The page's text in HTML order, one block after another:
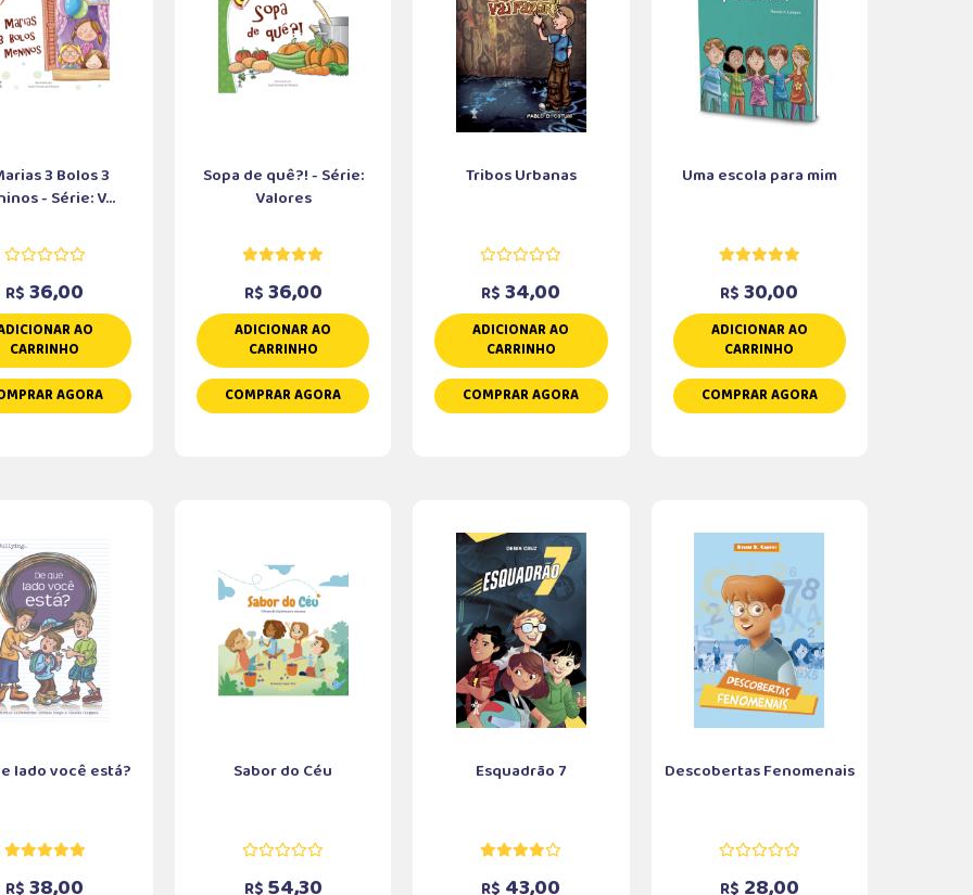
3 Bolos 3
- Série: V...
R$ 36,00
AO
CARRINHO
AGORA
Sopa de quê?! - Série:
Valores
R$ 36,00
ADICIONAR AO
CARRINHO
COMPRAR AGORA
Tribos Urbanas
R$ 34,00
ADICIONAR AO
CARRINHO
COMPRAR AGORA
Uma escola para mim
R$ 30,00
ADICIONAR AO
CARRINHO
COMPRAR AGORA
lado você está?
R$ 38,00
Sabor do Céu
R$ 54,30
Esquadrão 7
R$ 43,00
Descobertas Fenomenais
R$ 28,00